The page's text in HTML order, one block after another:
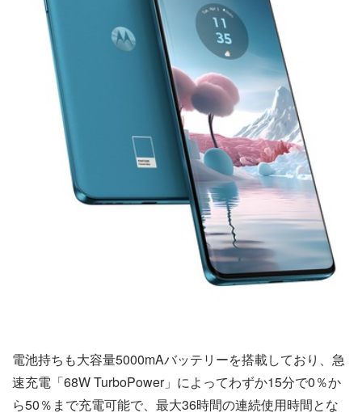
電池持ちも大容量5000mAバッテリーを搭載しており、急
速充電「68W TurboPower」によってわずか15分で0％か
ら50％まで充電可能で、最大36時間の連続使用時間とな